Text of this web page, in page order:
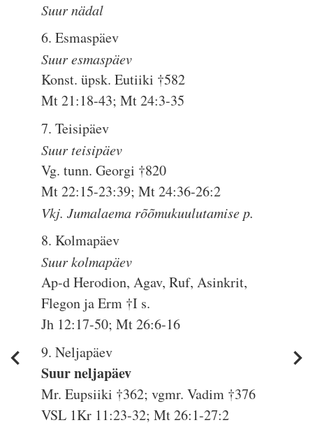
Suur nädal
6. Esmaspäev
Suur esmaspäev
Konst. üpsk. Eutiiki †582
Mt 21:18-43; Mt 24:3-35
7. Teisipäev
Suur teisipäev
Vg. tunn. Georgi †820
Mt 22:15-23:39; Mt 24:36-26:2
Vkj. Jumalaema rõõmukuulutamise p.
8. Kolmapäev
Suur kolmapäev
Ap-d Herodion, Agav, Ruf, Asinkrit,
Flegon ja Erm †I s.
Jh 12:17-50; Mt 26:6-16
9. Neljapäev
Suur neljapäev
Mr. Eupsiiki †362; vgmr. Vadim †376
VSL 1Kr 11:23-32; Mt 26:1-27:2